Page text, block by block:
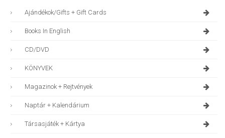
Ajándékok/gifts + Gift Cards
Books In English
CD/DVD
KÖNYVEK
Magazinok + Rejtvények
Naptár + Kalendárium
Társasjáték + Kártya